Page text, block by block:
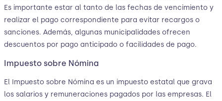
Es importante estar al tanto de las fechas de vencimiento y
realizar el pago correspondiente para evitar recargos o
sanciones. Además, algunas municipalidades ofrecen
descuentos por pago anticipado o facilidades de pago.
Impuesto sobre Nómina
El Impuesto sobre Nómina es un impuesto estatal que grava
los salarios y remuneraciones pagados por las empresas. El